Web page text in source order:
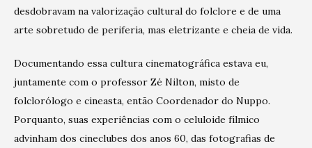
desdobravam na valorização cultural do folclore e de uma
arte sobretudo de periferia, mas eletrizante e cheia de vida.
Documentando essa cultura cinematográfica estava eu,
juntamente com o professor Zé Nilton, misto de
folclorólogo e cineasta, então Coordenador do Nuppo.
Porquanto, suas experiências com o celuloide fílmico
advinham dos cineclubes dos anos 60, das fotografias de